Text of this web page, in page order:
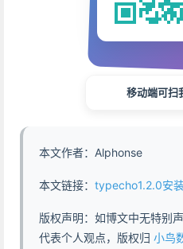
移动端可扫
本文作者：Alphonse
本文链接： typecho1.2.0安装踩坑记 -
版权声明：如博文中无特别
代表个人观点，版权归 小鸟